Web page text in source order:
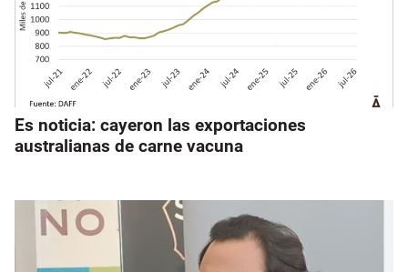
Es noticia: cayeron las exportaciones
australianas de carne vacuna